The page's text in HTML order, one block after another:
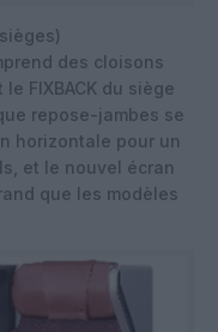
des cloisons
FIXBACK du siège
repose-jambes se
horizontale pour un
et le nouvel écran
que les modèles